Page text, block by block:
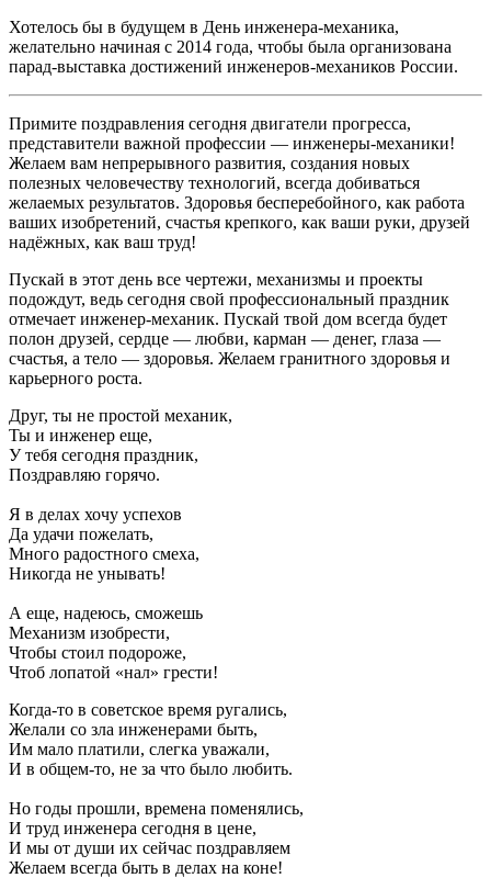
Хотелось бы в будущем в День инженера-механика,
желательно начиная с 2014 года, чтобы была организована
парад-выставка достижений инженеров-механиков России.
Примите поздравления сегодня двигатели прогресса,
представители важной профессии — инженеры-механики!
Желаем вам непрерывного развития, создания новых
полезных человечеству технологий, всегда добиваться
желаемых результатов. Здоровья бесперебойного, как работа
ваших изобретений, счастья крепкого, как ваши руки, друзей
надёжных, как ваш труд!
Пускай в этот день все чертежи, механизмы и проекты
подождут, ведь сегодня свой профессиональный праздник
отмечает инженер-механик. Пускай твой дом всегда будет
полон друзей, сердце — любви, карман — денег, глаза —
счастья, а тело — здоровья. Желаем гранитного здоровья и
карьерного роста.
Друг, ты не простой механик,
Ты и инженер еще,
У тебя сегодня праздник,
Поздравляю горячо.
Я в делах хочу успехов
Да удачи пожелать,
Много радостного смеха,
Никогда не унывать!
А еще, надеюсь, сможешь
Механизм изобрести,
Чтобы стоил подороже,
Чтоб лопатой «нал» грести!
Когда-то в советское время ругались,
Желали со зла инженерами быть,
Им мало платили, слегка уважали,
И в общем-то, не за что было любить.
Но годы прошли, времена поменялись,
И труд инженера сегодня в цене,
И мы от души их сейчас поздравляем
Желаем всегда быть в делах на коне!